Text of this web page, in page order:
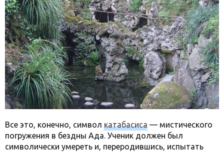
Все это, конечно, символ катабасиса — мистического
погружения в бездны Ада. Ученик должен был
символически умереть и, переродившись, испытать